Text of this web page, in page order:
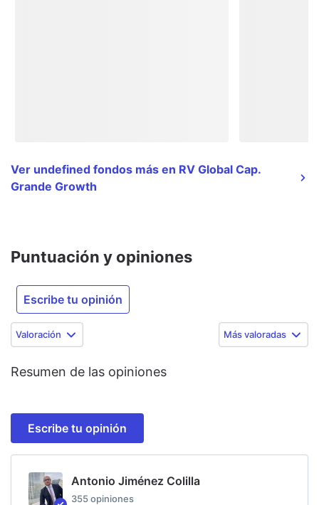
Ver undefined fondos más en RV Global Cap.
Grande Growth
Puntuación y opiniones
Escribe tu opinión
Valoración Más valoradas
Resumen de las opiniones
Escribe tu opinión
Antonio Jiménez Colilla
355opiniones